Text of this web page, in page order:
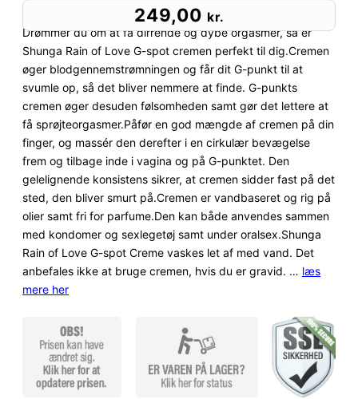
som
baseret
på
kundebedø
mmelser
249,00 kr.
Drømmer du om at få dirrende og dybe orgasmer, så er
Shunga Rain of Love G-spot cremen perfekt til dig.Cremen
øger blodgennemstrømningen og får dit G-punkt til at
svumle op, så det bliver nemmere at finde. G-punkts
cremen øger desuden følsomheden samt gør det lettere at
få sprøjteorgasmer.Påfør en god mængde af cremen på din
finger, og massér den derefter i en cirkulær bevægelse
frem og tilbage inde i vagina og på G-punktet. Den
gelelignende konsistens sikrer, at cremen sidder fast på det
sted, den bliver smurt på.Cremen er vandbaseret og rig på
olier samt fri for parfume.Den kan både anvendes sammen
med kondomer og sexlegetøj samt under oralsex.Shunga
Rain of Love G-spot Creme vaskes let af med vand. Det
anbefales ikke at bruge cremen, hvis du er gravid. … læs
mere her